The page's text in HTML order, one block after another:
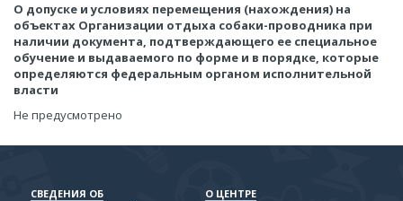
О допуске и условиях перемещения (нахождения) на
объектах Организации отдыха собаки-проводника при
наличии документа, подтверждающего ее специальное
обучение и выдаваемого по форме и в порядке, которые
определяются федеральным органом исполнительной
власти
Не предусмотрено
СВЕДЕНИЯ ОБ
О ЦЕНТРЕ